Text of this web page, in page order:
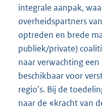
integrale aanpak,
overheidspartners
optreden en brede
publiek/private)
naar verwachting
beschikbaar voor
regio’s. Bij de
naar de «kracht van